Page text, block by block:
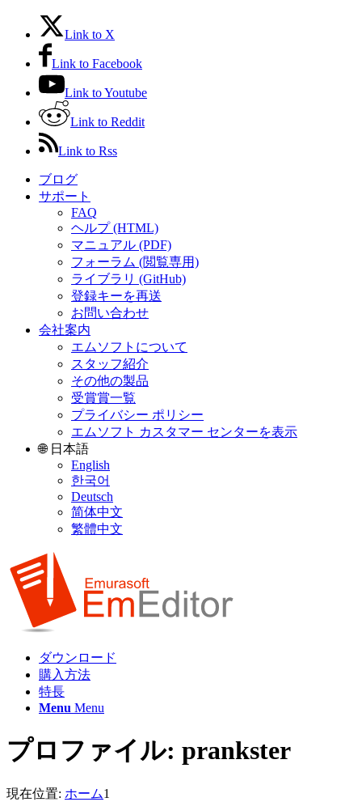
Link to X
Link to Facebook
Link to Youtube
Link to Reddit
Link to Rss
ブログ
サポート
FAQ
ヘルプ (HTML)
マニュアル (PDF)
フォーラム (閲覧専用)
ライブラリ (GitHub)
登録キーを再送
お問い合わせ
会社案内
エムソフトについて
スタッフ紹介
その他の製品
受賞賞一覧
プライバシー ポリシー
エムソフト カスタマー センターを表示
🌐 日本語
English
한국어
Deutsch
简体中文
繁體中文
ダウンロード
購入方法
特長
Menu Menu
プロファイル: prankster
現在位置: ホーム1